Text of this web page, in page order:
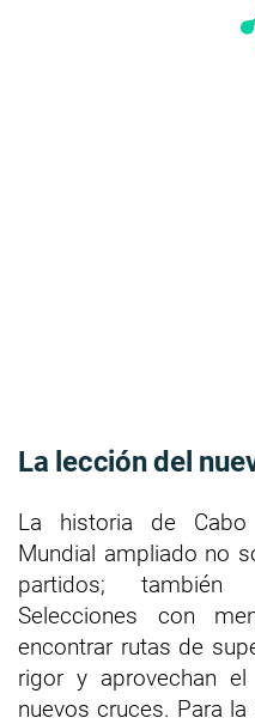
La lección del
La historia de
Mundial ampliado no
partidos; también
Selecciones con
encontrar rutas de
rigor y aprovechan
nuevos cruces. Para